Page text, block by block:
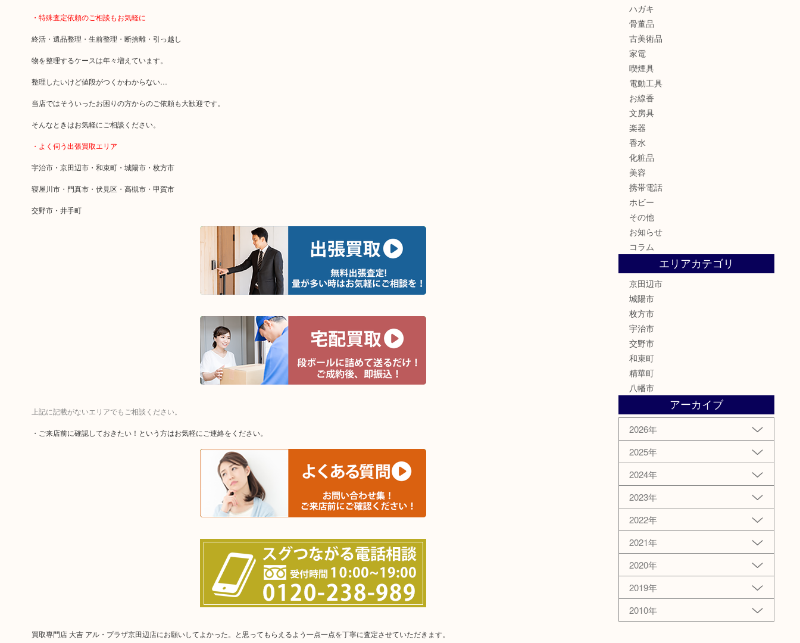
・特殊査定依頼のご相談もお気軽に
終活・遺品整理・生前整理・断捨離・引っ越し
物を整理するケースは年々増えています。
整理したいけど値段がつくかわからない…
当店ではそういったお困りの方からのご依頼も大歓迎です。
そんなときはお気軽にご相談ください。
・よく伺う出張買取エリア
宇治市・京田辺市・和束町・城陽市・枚方市
寝屋川市・門真市・伏見区・高槻市・甲賀市
交野市・井手町
上記に記載がないエリアでもご相談ください。
・ご来店前に確認しておきたい！という方はお気軽にご連絡をください。
買取専門店 大吉 アル・プラザ京田辺店にお願いしてよかった。と思ってもらえるよう一点一点を丁寧に査定させていただきます。
ハガキ
骨董品
古美術品
家電
喫煙具
電動工具
お線香
文房具
楽器
香水
化粧品
美容
携帯電話
ホビー
その他
お知らせ
コラム
エリアカテゴリ
京田辺市
城陽市
枚方市
宇治市
交野市
和束町
精華町
八幡市
アーカイブ
2026年
2025年
2024年
2023年
2022年
2021年
2020年
2019年
2010年